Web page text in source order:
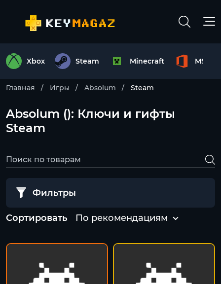
Xbox Steam Minecraft MS
Главная Игры Absolum Steam
Absolum (): Ключи и гифты
Steam
Фильтры
Сортировать По рекомендациям